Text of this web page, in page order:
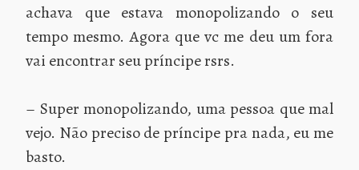
achava que estava monopolizando o seu
tempo mesmo. Agora que vc me deu um fora
vai encontrar seu príncipe rsrs.
– Super monopolizando, uma pessoa que mal
vejo. Não preciso de príncipe pra nada, eu me
basto.